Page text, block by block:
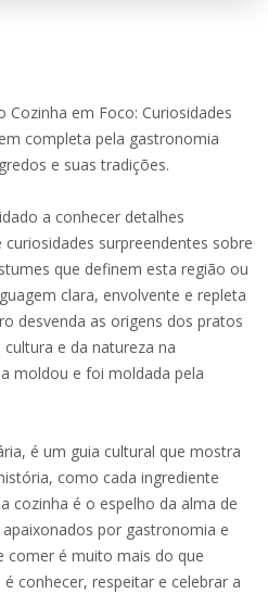
em Foco: Curiosidades
completa pela gastronomia
e suas tradições.
a conhecer detalhes
surpreendentes sobre
que definem esta região ou
clara, envolvente e repleta
desvenda as origens dos pratos
e da natureza na
moldou e foi moldada pela
é um guia cultural que mostra
como cada ingrediente
cozinha é o espelho da alma de
por gastronomia e
comer é muito mais do que
conhecer, respeitar e celebrar a